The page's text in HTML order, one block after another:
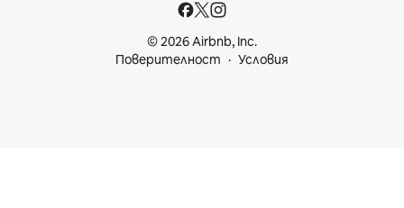
© 2026 Airbnb, Inc.
Поверителност
Условия